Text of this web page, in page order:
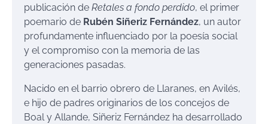
publicación de Retales a fondo perdido, el primer
poemario de Rubén Siñeriz Fernández, un autor
profundamente influenciado por la poesía social
y el compromiso con la memoria de las
generaciones pasadas.
Nacido en el barrio obrero de Llaranes, en Avilés,
e hijo de padres originarios de los concejos de
Boal y Allande, Siñeriz Fernández ha desarrollado